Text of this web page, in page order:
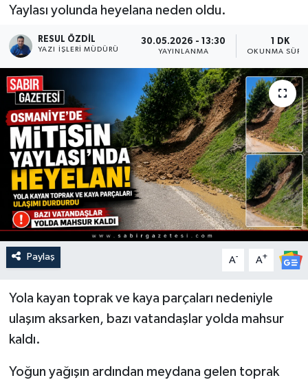
Yaylası yolunda heyelana neden oldu.
RESUL ÖZDIL
YAZI İŞLERI MÜDÜRÜ
30.05.2026 - 13:30
YAYINLANMA
1 DK
OKUNMA
Paylaş A- A+
Yola kayan toprak ve kaya parçaları nedeniyle
ulaşım aksarken, bazı vatandaşlar yolda mahsur
kaldı.
Yoğun yağışın ardından meydana gelen toprak